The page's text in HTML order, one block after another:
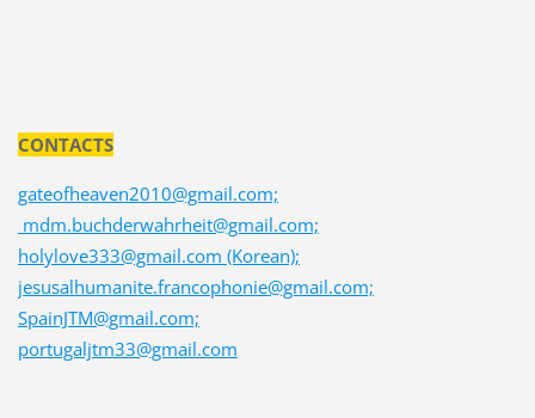
CONTACTS
gateofheaven2010@gmail.com;
mdm.buchderwahrheit@gmail.com;
holylove333@gmail.com (Korean);
jesusalhumanite.francophonie@gmail.com;
SpainJTM@gmail.com;
portugaljtm33@gmail.com